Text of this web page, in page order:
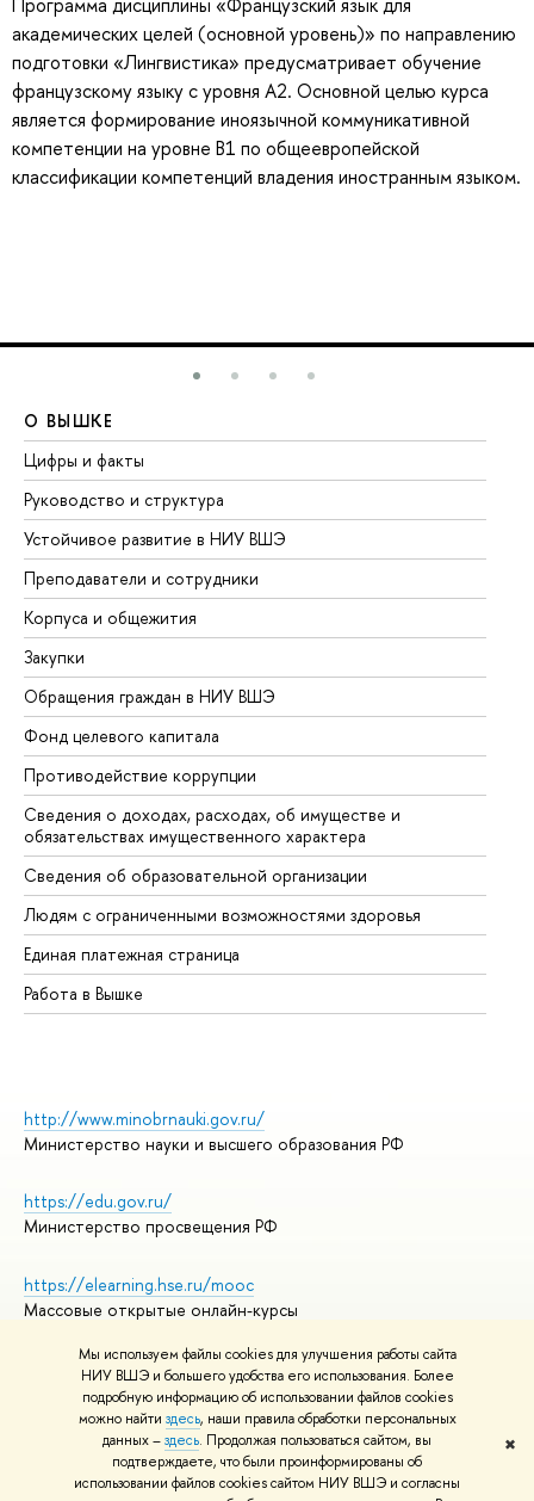
Мы используем файлы cookies для улучшения работы сайта
НИУ ВШЭ и большего удобства его использования. Более
подробную информацию об использовании файлов cookies
можно найти здесь, наши правила обработки персональных
данных –здесь. Продолжая пользоваться сайтом, вы
подтверждаете, что были проинформированы об
использовании файлов cookies сайтом НИУ ВШЭ и согласны
✖
Программа дисциплины «Французский язык для
академических целей (основной уровень)» по направлению
подготовки «Лингвистика» предусматривает обучение
французскому языку с уровня А2. Основной целью курса
является формирование иноязычной коммуникативной
компетенции на уровне В1 по общеевропейской
классификации компетенций владения иностранным языком.
О ВЫШКЕ
Цифры и факты
Руководство и структура
Устойчивое развитие в НИУ ВШЭ
Преподаватели и сотрудники
Корпуса и общежития
Закупки
Обращения граждан в НИУ ВШЭ
Фонд целевого капитала
Противодействие коррупции
Сведения о доходах, расходах, об имуществе и
обязательствах имущественного характера
Сведения об образовательной организации
Людям с ограниченными возможностями здоровья
Единая платежная страница
Работа в Вышке
http://www.minobrnauki.gov.ru/
Министерство науки и высшего образования РФ
https://edu.gov.ru/
Министерство просвещения РФ
https://elearning.hse.ru/mooc
Массовые открытые онлайн-курсы
© НИУ ВШЭ 1993–2026
Адреса и контакты
Условия использования материалов
Политика конфиденциальности
Правила применения рекомендательных технологий в НИУ ВШЭ